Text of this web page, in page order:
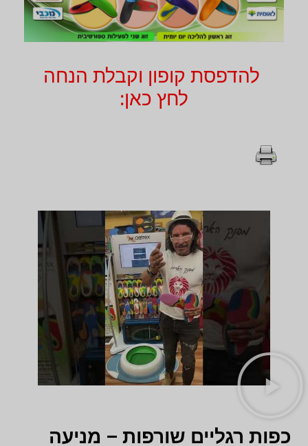
להדפסת קופון וקבלת הנחה
לחץ כאן:
כפות רגליים שורפות – מניעה